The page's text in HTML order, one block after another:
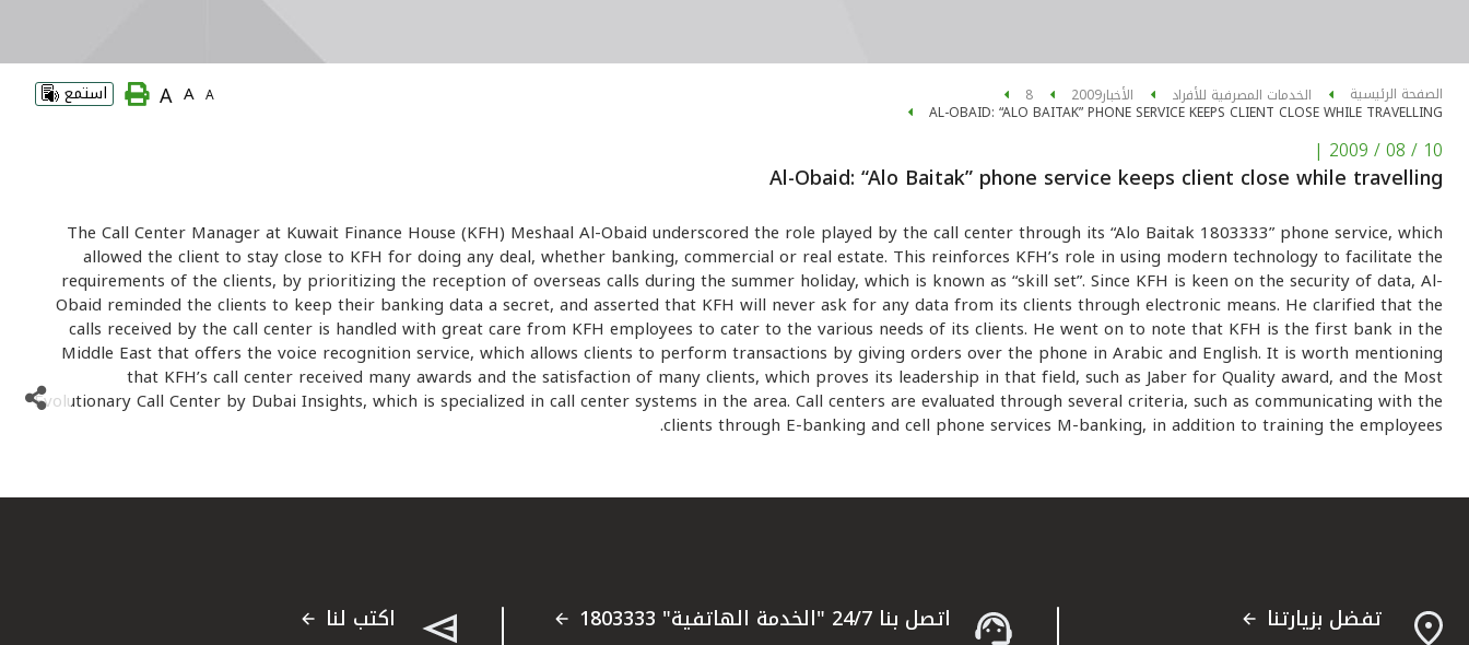
الصفحة الرئيسية الخدمات المصرفية للأفراد الأخبار2009
8
AL-OBAID: “ALO BAITAK” PHONE SERVICE KEEPS CLIENT CLOSE WHILE TRAVELLING
A
A
A استمع
10 / 08 / 2009
|
Al-Obaid: “Alo Baitak” phone service keeps client close while travelling
The Call Center Manager at Kuwait Finance House (KFH) Meshaal Al-Obaid underscored the role played by the call center through its “Alo Baitak 1803333” phone service, which
allowed the client to stay close to KFH for doing any deal, whether banking, commercial or real estate. This reinforces KFH’s role in using modern technology to facilitate the
requirements of the clients, by prioritizing the reception of overseas calls during the summer holiday, which is known as “skill set”. Since KFH is keen on the security of data, Al-
Obaid reminded the clients to keep their banking data a secret, and asserted that KFH will never ask for any data from its clients through electronic means. He clarified that the
calls received by the call center is handled with great care from KFH employees to cater to the various needs of its clients. He went on to note that KFH is the first bank in the
Middle East that offers the voice recognition service, which allows clients to perform transactions by giving orders over the phone in Arabic and English. It is worth mentioning
that KFH’s call center received many awards and the satisfaction of many clients, which proves its leadership in that field, such as Jaber for Quality award, and the Most
Evolutionary Call Center by Dubai Insights, which is specialized in call center systems in the area. Call centers are evaluated through several criteria, such as communicating with the
clients through E-banking and cell phone services M-banking, in addition to training the employees.
تفضل بزيارتنا اتصل بنا 24/7 "الخدمة الهاتفية" 1803333 اكتب لنا